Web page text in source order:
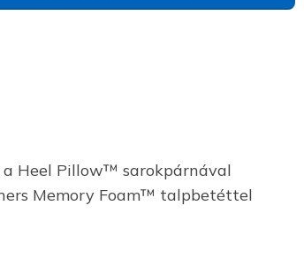
a Heel Pillow™ sarokpárnával
Memory Foam™ talpbetéttel